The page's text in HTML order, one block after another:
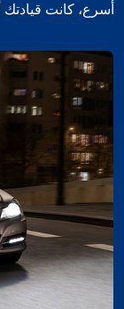
أسرع، كانت قيادتك